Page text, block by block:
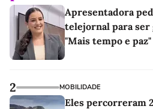
Apresentadora
telejornal para ser
"Mais tempo e paz"
2 MOBILIDADE
Eles percorreram